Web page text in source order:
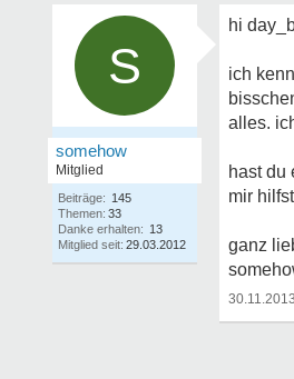
S
somehow
Mitglied
Beiträge: 145
Themen: 33
Danke erhalten: 13
Mitglied seit: 29.03.2012
hi
ich
alles.
hast du
mir
ganz